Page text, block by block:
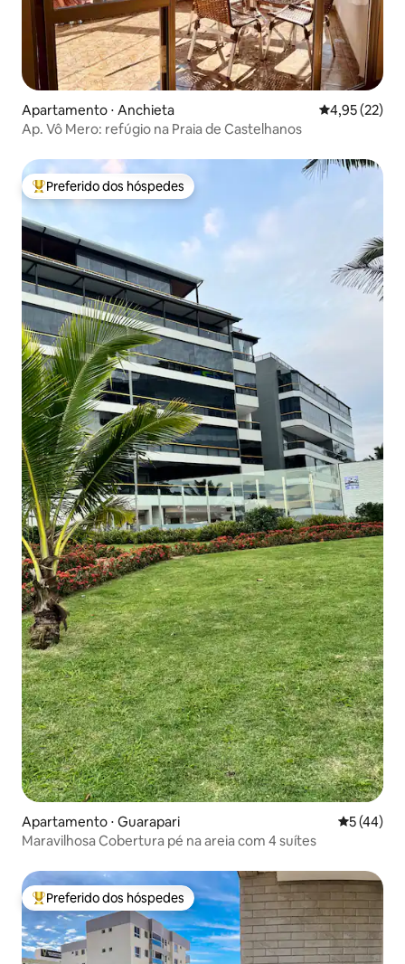
Apartamento ⋅ Anchieta 4,95 de uma
4,95 (22)
Ap. Vô Mero: refúgio na Praia de Castelhanos
Entre os melhores preferidos dos hóspedes
Preferido dos hóspedes
Apartamento ⋅ Guarapari 5 de uma
5 (44)
Maravilhosa Cobertura pé na areia com 4 suítes
Entre os melhores preferidos dos hóspedes
Preferido dos hóspedes